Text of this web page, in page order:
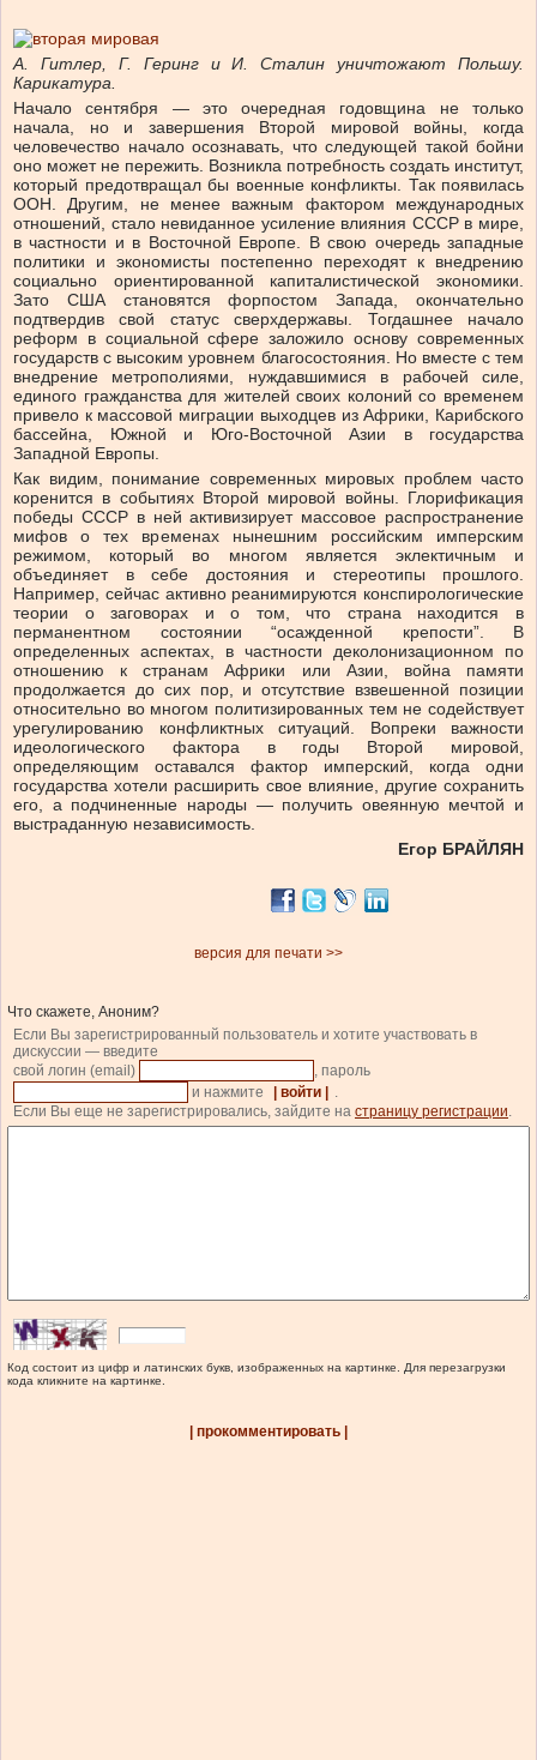
А. Гитлер, Г. Геринг и И. Сталин уничтожают Польшу.
Карикатура.
Начало сентября — это очередная годовщина не только
начала, но и завершения Второй мировой войны, когда
человечество начало осознавать, что следующей такой бойни
оно может не пережить. Возникла потребность создать институт,
который предотвращал бы военные конфликты. Так появилась
ООН. Другим, не менее важным фактором международных
отношений, стало невиданное усиление влияния СССР в мире,
в частности и в Восточной Европе. В свою очередь западные
политики и экономисты постепенно переходят к внедрению
социально ориентированной капиталистической экономики.
Зато США становятся форпостом Запада, окончательно
подтвердив свой статус сверхдержавы. Тогдашнее начало
реформ в социальной сфере заложило основу современных
государств с высоким уровнем благосостояния. Но вместе с тем
внедрение метрополиями, нуждавшимися в рабочей силе,
единого гражданства для жителей своих колоний со временем
привело к массовой миграции выходцев из Африки, Карибского
бассейна, Южной и Юго-Восточной Азии в государства
Западной Европы.
Как видим, понимание современных мировых проблем часто
коренится в событиях Второй мировой войны. Глорификация
победы СССР в ней активизирует массовое распространение
мифов о тех временах нынешним российским имперским
режимом, который во многом является эклектичным и
объединяет в себе достояния и стереотипы прошлого.
Например, сейчас активно реанимируются конспирологические
теории о заговорах и о том, что страна находится в
перманентном состоянии “осажденной крепости”. В
определенных аспектах, в частности деколонизационном по
отношению к странам Африки или Азии, война памяти
продолжается до сих пор, и отсутствие взвешенной позиции
относительно во многом политизированных тем не содействует
урегулированию конфликтных ситуаций. Вопреки важности
идеологического фактора в годы Второй мировой,
определяющим оставался фактор имперский, когда одни
государства хотели расширить свое влияние, другие сохранить
его, а подчиненные народы — получить овеянную мечтой и
выстраданную независимость.
Егор БРАЙЛЯН
версия для печати >>
Что скажете, Аноним?
Если Вы зарегистрированный пользователь и хотите участвовать в
дискуссии — введите
свой логин (email)
, пароль
и нажмите
| войти |
.
Если Вы еще не зарегистрировались, зайдите на страницу регистрации.
Код состоит из цифр и латинских букв, изображенных на картинке. Для перезагрузки
кода кликните на картинке.
| прокомментировать |